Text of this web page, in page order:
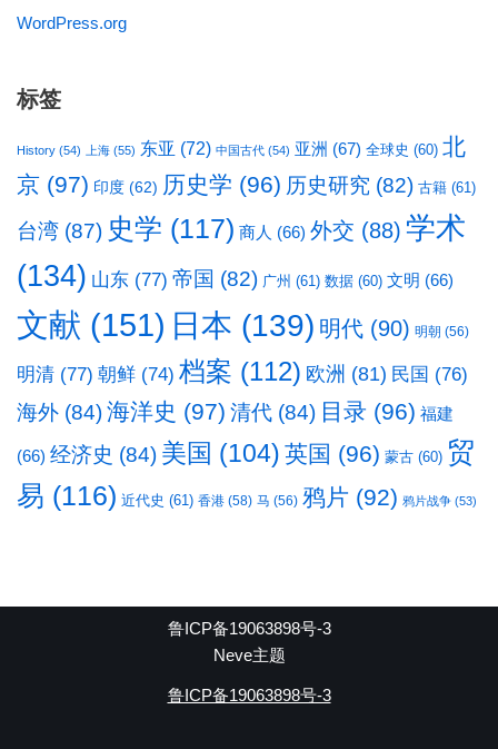
WordPress.org
标签
History (54) 上海 (55) 东亚 (72) 中国古代 (54) 亚洲 (67) 全球史 (60) 北
京 (97) 印度 (62) 历史学 (96) 历史研究 (82) 古籍 (61)
台湾 (87) 史学 (117) 商人 (66) 外交 (88) 学术
(134) 山东 (77) 帝国 (82) 广州 (61) 数据 (60) 文明 (66)
文献 (151) 日本 (139) 明代 (90) 明朝 (56)
明清 (77) 朝鲜 (74) 档案 (112) 欧洲 (81) 民国 (76)
海外 (84)海洋史 (97) 清代 (84) 目录 (96) 福建
(66) 经济史 (84) 美国 (104) 英国 (96) 蒙古 (60) 贸
易 (116) 近代史 (61) 香港 (58) 马 (56) 鸦片 (92) 鸦片战争 (53)
鲁ICP备19063898号-3
Neve主题
鲁ICP备19063898号-3